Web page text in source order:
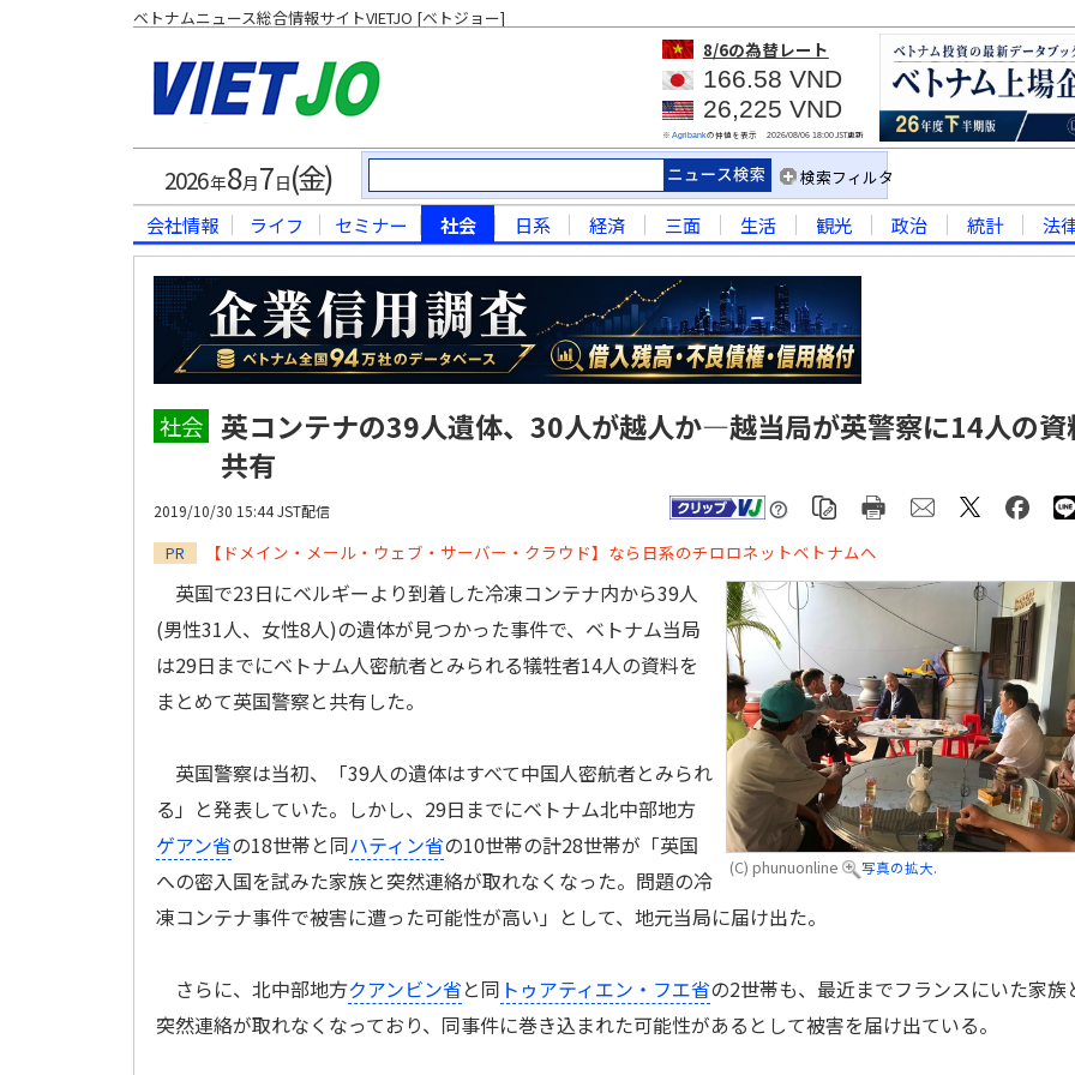
ベトナムニュース総合情報サイトVIETJO [ベトジョー]
8/6の為替レート
166.58 VND
26,225 VND
※ Agribankの仲値を表示 2026/08/06 18:00JST更新
2026年8月7 日(金) 検索フィルタ
会社情報 ライフ セミナー 社会 日系 経済 三面 生活 観光 政治 統計 法
社会 英コンテナの39人遺体、30人が越人か―越当局が英警察に14人の資
共有
2019/10/30 15:44 JST配信
PR 【ドメイン・メール・ウェブ・サーバー・クラウド】なら日系のチロロネットベトナムへ
(C) phunuonline 写真の拡大.
英国で23日にベルギーより到着した冷凍コンテナ内から39人
(男性31人、女性8人)の遺体が見つかった事件で、ベトナム当局
は29日までにベトナム人密航者とみられる犠牲者14人の資料を
まとめて英国警察と共有した。
英国警察は当初、「39人の遺体はすべて中国人密航者とみられ
る」と発表していた。しかし、29日までにベトナム北中部地方
ゲアン省の18世帯と同ハティン省の10世帯の計28世帯が「英国
への密入国を試みた家族と突然連絡が取れなくなった。問題の冷
凍コンテナ事件で被害に遭った可能性が高い」として、地元当局に届け出た。
さらに、北中部地方クアンビン省と同 トゥアティエン・フエ省の2世帯も、最近までフランスにいた家族
突然連絡が取れなくなっており、同事件に巻き込まれた可能性があるとして被害を届け出ている。